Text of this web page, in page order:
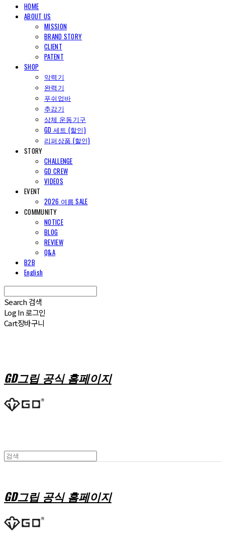
HOME
ABOUT US
MISSION
BRAND STORY
CLIENT
PATENT
SHOP
악력기
완력기
푸쉬업바
추감기
상체 운동기구
GD 세트 (할인)
리퍼상품 (할인)
STORY
CHALLENGE
GD CREW
VIDEOS
EVENT
2026 여름 SALE
COMMUNITY
NOTICE
BLOG
REVIEW
Q&A
B2B
English
Search 검색
Log In로그인
Cart장바구니
GD그립 공식 홈페이지
GD그립 공식 홈페이지